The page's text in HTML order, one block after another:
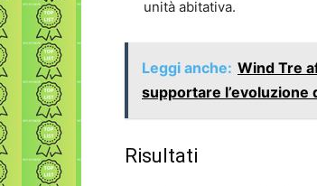
unità abitativa.
Leggi anche: Wind Tre
supportare l’evoluzione
Risultati